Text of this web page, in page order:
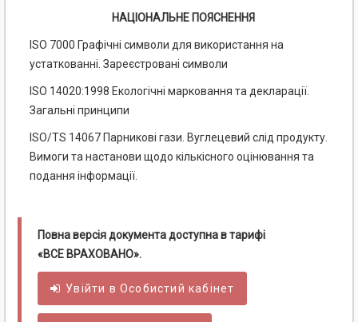
НАЦІОНАЛЬНЕ ПОЯСНЕННЯ
ISO 7000 Графічні символи для використання на
устаткованні. Зареєстровані символи
ISO 14020:1998 Екологічні марковання та декларації.
Загальні принципи
ISO/TS 14067 Парникові гази. Вуглецевий слід продукту.
Вимоги та настанови щодо кількісного оцінювання та
подання інформації.
Повна версія документа доступна в тарифі
«ВСЕ ВРАХОВАНО».
Увійти вОсобистий кабінет